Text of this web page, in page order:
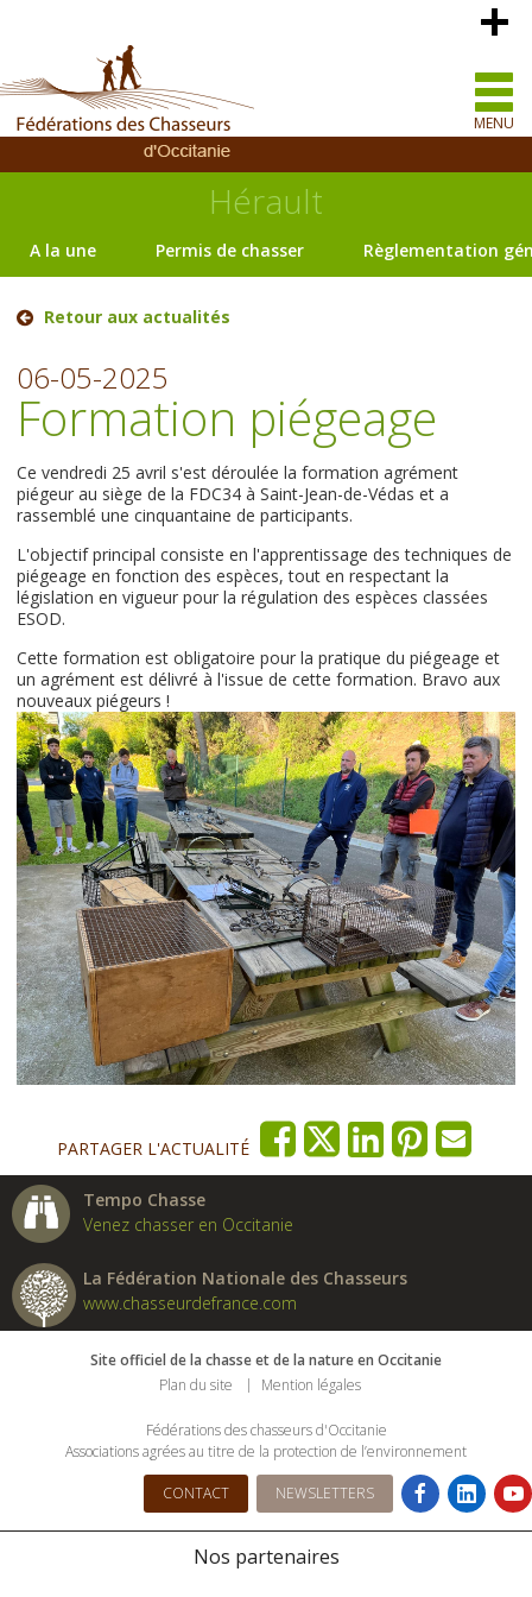
MENU
Hérault
A la une Permis de chasser Règlementation
Retour aux actualités
06-05-2025
Formation piégeage
Ce vendredi 25 avril s'est déroulée la formation agrément
piégeur au siège de la FDC34 à Saint-Jean-de-Védas et a
rassemblé une cinquantaine de participants.
L'objectif principal consiste en l'apprentissage des techniques de
piégeage en fonction des espèces, tout en respectant la
législation en vigueur pour la régulation des espèces classées
ESOD.
Cette formation est obligatoire pour la pratique du piégeage et
un agrément est délivré à l'issue de cette formation. Bravo aux
nouveaux piégeurs !
PARTAGER L'ACTUALITÉ
Tempo Chasse
Venez chasser en Occitanie
La Fédération Nationale des Chasseurs
www.chasseurdefrance.com
Site officiel de la chasse et de la nature en Occitanie
Plan du site
Mention légales
Fédérations des chasseurs d'Occitanie
Associations agrées au titre de la protection de l’environnement
CONTACT NEWSLETTERS
Nos partenaires